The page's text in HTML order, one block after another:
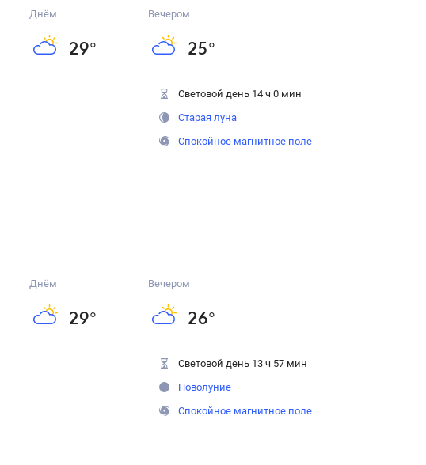
Днём
29°
Вечером
25°
Световой день 14 ч 0 мин
Старая луна
Спокойное магнитное поле
Днём
29°
Вечером
26°
Световой день 13 ч 57 мин
Новолуние
Спокойное магнитное поле